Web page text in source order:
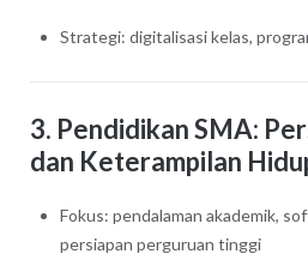
Strategi: digitalisasi kelas,
3. Pendidikan SMA:
dan Keterampilan
Fokus: pendalaman akademik,
persiapan perguruan tinggi